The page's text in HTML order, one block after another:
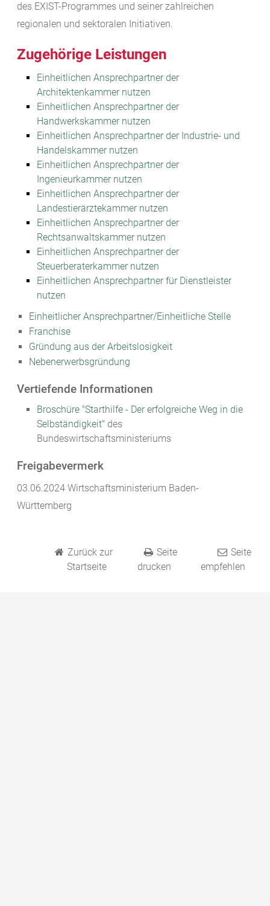
Einheitlicher Ansprechpartner/Einheitliche Stelle
Franchise
Gründung aus der Arbeitslosigkeit
Nebenerwerbsgründung
des EXIST-Programmes und seiner zahlreichen
regionalen und sektoralen Initiativen.
Vertiefende Informationen
Broschüre "Starthilfe - Der erfolgreiche Weg in die
Selbständigkeit" des
Bundeswirtschaftsministeriums
Zugehörige Leistungen
Einheitlichen Ansprechpartner der
Architektenkammer nutzen
Einheitlichen Ansprechpartner der
Handwerkskammer nutzen
Einheitlichen Ansprechpartner der Industrie- und
Handelskammer nutzen
Einheitlichen Ansprechpartner der
Ingenieurkammer nutzen
Einheitlichen Ansprechpartner der
Landestierärztekammer nutzen
Einheitlichen Ansprechpartner der
Rechtsanwaltskammer nutzen
Einheitlichen Ansprechpartner der
Steuerberaterkammer nutzen
Einheitlichen Ansprechpartner für Dienstleister
nutzen
Freigabevermerk
03.06.2024 Wirtschaftsministerium Baden-
Württemberg
Zurück zur
Startseite
Seite
drucken
Seite
empfehlen